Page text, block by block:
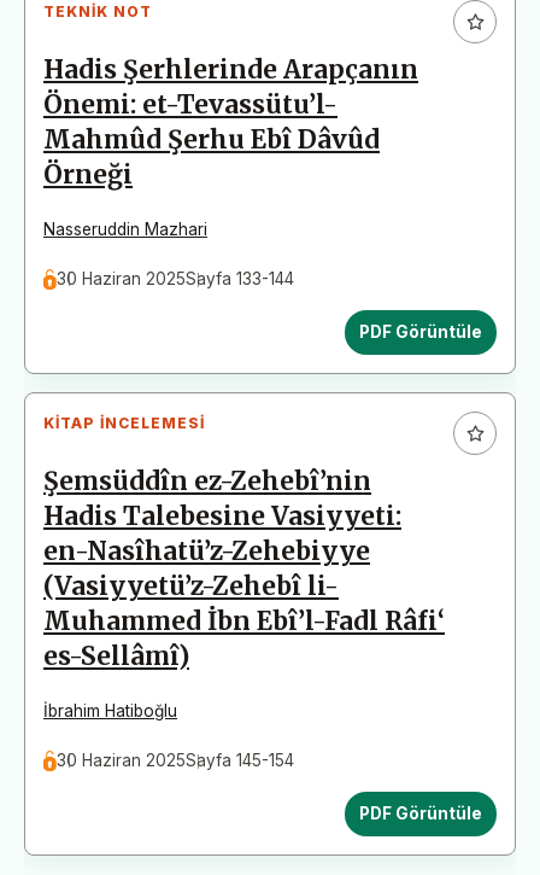
TEKNIK NOT
Hadis Şerhlerinde Arapçanın
Önemi: et-Tevassütu’l-
Mahmûd Şerhu Ebî Dâvûd
Örneği
Nasseruddin Mazhari
30 Haziran 2025Sayfa 133-144
PDF Görüntüle
KITAP İNCELEMESI
Şemsüddîn ez-Zehebî’nin
Hadis Talebesine Vasiyyeti:
en-Nasîhatü’z-Zehebiyye
(Vasiyyetü’z-Zehebî li-
Muhammed İbn Ebî’l-Fadl Râfi‘
es-Sellâmî)
İbrahim Hatiboğlu
30 Haziran 2025Sayfa 145-154
PDF Görüntüle